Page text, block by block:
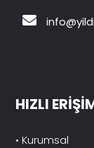
HIZLI
• Kurumsal